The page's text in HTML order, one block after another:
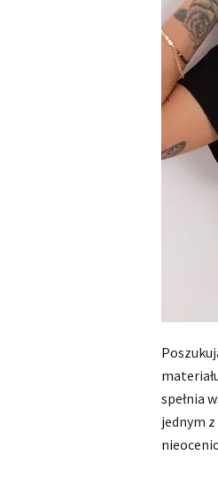
spełnia
jednym